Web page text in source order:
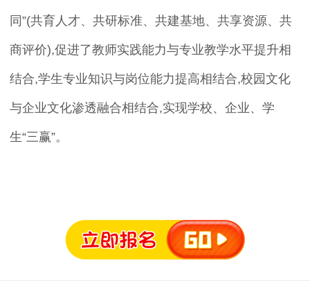
同”(共育人才、共研标准、共建基地、共享资源、共
商评价),促进了教师实践能力与专业教学水平提升相
结合,学生专业知识与岗位能力提高相结合,校园文化
与企业文化渗透融合相结合,实现学校、企业、学
生“三赢”。